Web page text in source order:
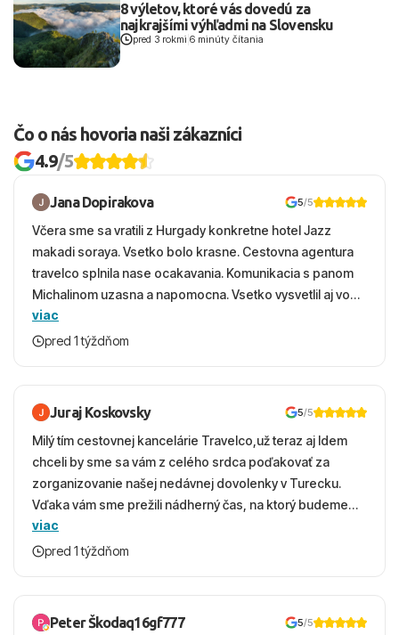
8 výletov, ktoré vás dovedú za
najkrajšími výhľadmi na Slovensku
pred 3 rokmi 6 minúty čítania
Čo o nás hovoria naši zákazníci
4.9/5
Jana Dopirakova 5/5
Včera sme sa vratili z Hurgady konkretne hotel Jazz
makadi soraya. Vsetko bolo krasne. Cestovna agentura
travelco splnila nase ocakavania. Komunikacia s panom
Michalinom uzasna a napomocna. Vsetko vysvetlil aj vo
vecernych hodinach zaco sa ospravedlnujem. Hotel
krasny, cisty. Sluzby top. Strava, prostredie, more,
viac
pred 1 týždňom
Juraj Koskovsky 5/5
Milý tím cestovnej kancelárie Travelco,už teraz aj Idem
chceli by sme sa vám z celého srdca poďakovať za
zorganizovanie našej nedávnej dovolenky v Turecku.
Vďaka vám sme prežili nádherný čas, na ktorý budeme
ešte dlho s úsmevom spomínať. ​Všetko prebehlo
absolútne hladko – od prvotného výberu zájazdu, cez
bola to trefa do čierneho! ​Čo nás dostalo najviac: ​Skvelé
viac
pred 1 týždňom
Peter Škodaq16gf777 5/5